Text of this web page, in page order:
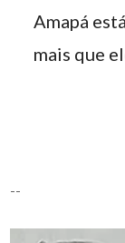
Amapá
mais que
--